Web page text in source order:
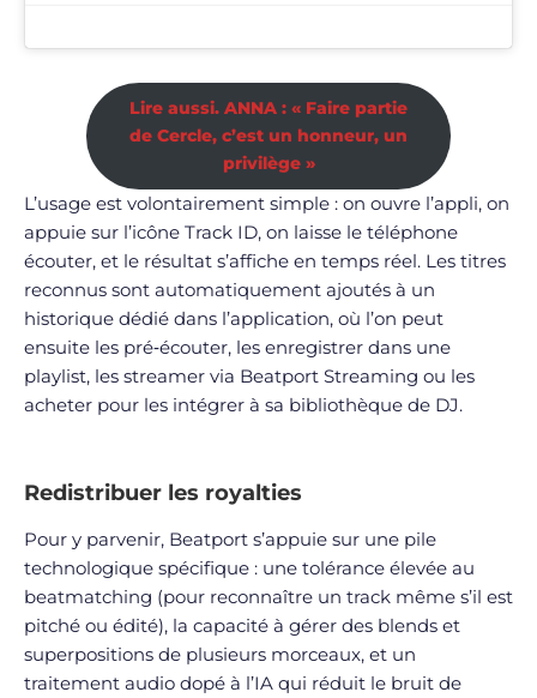
Lire aussi. ANNA : « Faire partie
de Cercle, c’est un honneur, un
privilège »
L’usage est volontairement simple : on ouvre l’appli, on
appuie sur l’icône Track ID, on laisse le téléphone
écouter, et le résultat s’affiche en temps réel. Les titres
reconnus sont automatiquement ajoutés à un
historique dédié dans l’application, où l’on peut
ensuite les pré‑écouter, les enregistrer dans une
playlist, les streamer via Beatport Streaming ou les
acheter pour les intégrer à sa bibliothèque de DJ.
Redistribuer les royalties
Pour y parvenir, Beatport s’appuie sur une pile
technologique spécifique : une tolérance élevée au
beatmatching (pour reconnaître un track même s’il est
pitché ou édité), la capacité à gérer des blends et
superpositions de plusieurs morceaux, et un
traitement audio dopé à l’IA qui réduit le bruit de